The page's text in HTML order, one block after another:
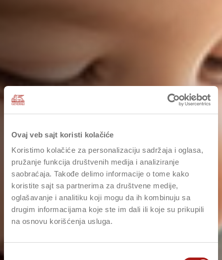
Ovaj veb sajt koristi kolačiće
Koristimo kolačiće za personalizaciju sadržaja i oglasa,
pružanje funkcija društvenih medija i analiziranje
saobraćaja. Takođe delimo informacije o tome kako
koristite sajt sa partnerima za društvene medije,
oglašavanje i analitiku koji mogu da ih kombinuju sa
drugim informacijama koje ste im dali ili koje su prikupili
na osnovu korišćenja usluga.
Избор